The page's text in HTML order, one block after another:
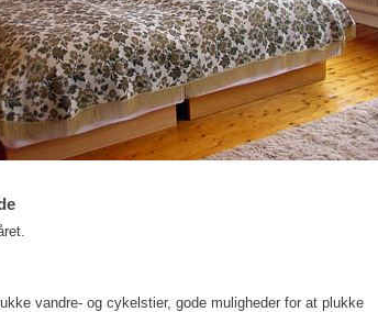
vandre- og cykelstier, gode muligheder for at plukke